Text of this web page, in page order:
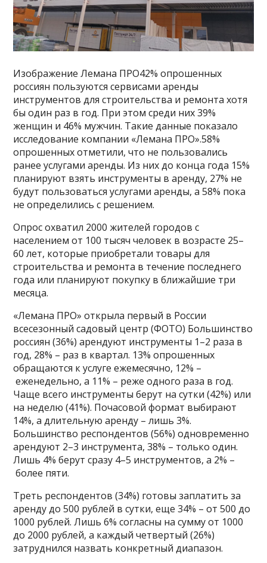
Изображение Лемана ПРО42% опрошенных
россиян пользуются сервисами аренды
инструментов для строительства и ремонта хотя
бы один раз в год. При этом среди них 39%
женщин и 46% мужчин. Такие данные показало
исследование компании «Лемана ПРО».58%
опрошенных отметили, что не пользовались
ранее услугами аренды. Из них до конца года 15%
планируют взять инструменты в аренду, 27% не
будут пользоваться услугами аренды, а 58% пока
не определились с решением.
Опрос охватил 2000 жителей городов с
населением от 100 тысяч человек в возрасте 25–
60 лет, которые приобретали товары для
строительства и ремонта в течение последнего
года или планируют покупку в ближайшие три
месяца.
«Лемана ПРО» открыла первый в России
всесезонный садовый центр (ФОТО) Большинство
россиян (36%) арендуют инструменты 1–2 раза в
год, 28% – раз в квартал. 13% опрошенных
обращаются к услуге ежемесячно, 12% –
еженедельно, а 11% – реже одного раза в год.
Чаще всего инструменты берут на сутки (42%) или
на неделю (41%). Почасовой формат выбирают
14%, а длительную аренду – лишь 3%.
Большинство респондентов (56%) одновременно
арендуют 2–3 инструмента, 38% – только один.
Лишь 4% берут сразу 4–5 инструментов, а 2% –
более пяти.
Треть респондентов (34%) готовы заплатить за
аренду до 500 рублей в сутки, еще 34% – от 500 до
1000 рублей. Лишь 6% согласны на сумму от 1000
до 2000 рублей, а каждый четвертый (26%)
затруднился назвать конкретный диапазон.